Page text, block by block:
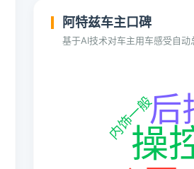
阿特兹车主口碑
基于AI技术对车主用车感受自